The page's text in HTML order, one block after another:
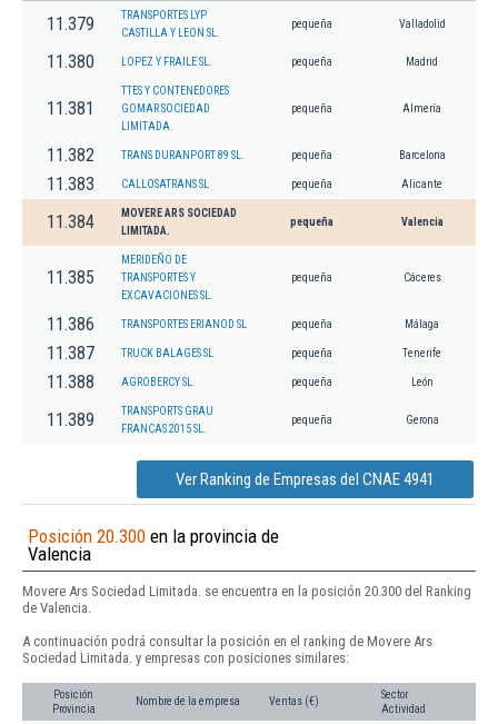
11.379
TRANSPORTES LYP
CASTILLA Y LEON SL.
pequeña Valladolid
11.380 LOPEZ Y FRAILE SL. pequeña Madrid
11.381
TTES Y CONTENEDORES
GOMAR SOCIEDAD
LIMITADA.
pequeña Almería
11.382 TRANS DURANPORT 89 SL. pequeña Barcelona
11.383 CALLOSATRANS SL pequeña Alicante
11.384
MOVERE ARS SOCIEDAD
LIMITADA.
pequeña Valencia
11.385
MERIDEÑO DE
TRANSPORTES Y
EXCAVACIONES SL.
pequeña Cáceres
11.386 TRANSPORTES ERIANOD SL pequeña Málaga
11.387 TRUCK BALAGES SL pequeña Tenerife
11.388 AGROBERCY SL. pequeña León
11.389
TRANSPORTS GRAU
FRANCAS 2015 SL.
pequeña Gerona
Ver Ranking de Empresas del CNAE 4941
Posición 20.300 en la provincia de
Valencia
Movere Ars Sociedad Limitada. se encuentra en la posición 20.300 del Ranking
de Valencia.
A continuación podrá consultar la posición en el ranking de Movere Ars
Sociedad Limitada. y empresas con posiciones similares:
Posición
Provincia
Nombre de la empresa Ventas (€)
Sector
Actividad